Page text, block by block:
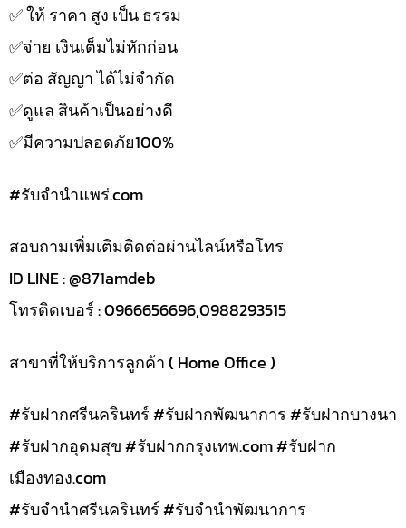
✅️ ให้ ราคา สูง เป็น ธรรม
✅️จ่าย เงินเต็มไม่หักก่อน
✅️ต่อ สัญญา ได้ไม่จำกัด
✅️ดูแล สินค้าเป็นอย่างดี
✅️มีความปลอดภัย100%
#รับจํานําแพร่.com
สอบถามเพิ่มเติมติดต่อผ่านไลน์หรือโทร
ID LINE : @871amdeb
โทรติดเบอร์ : 0966656696,0988293515
สาขาที่ให้บริการลูกค้า ( Home Office )
#รับฝากศรีนครินทร์ #รับฝากพัฒนาการ #รับฝากบางนา
#รับฝากอุดมสุข #รับฝากกรุงเทพ.com #รับฝาก
เมืองทอง.com
#รับจำนำศรีนครินทร์ #รับจำนำพัฒนาการ